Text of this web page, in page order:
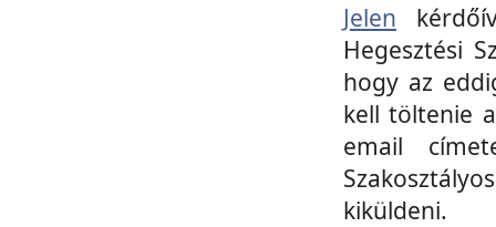
Jelen
Hegesztési
hogy az
kell töltenie
email
kiküldeni.